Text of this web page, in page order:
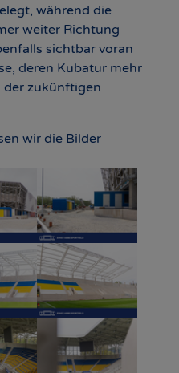
versionShow larger version
versionShow larger version
versionShow larger version
während die
weiter Richtung
sichtbar voran
deren Kubatur mehr
der zukünftigen
wir die Bilder